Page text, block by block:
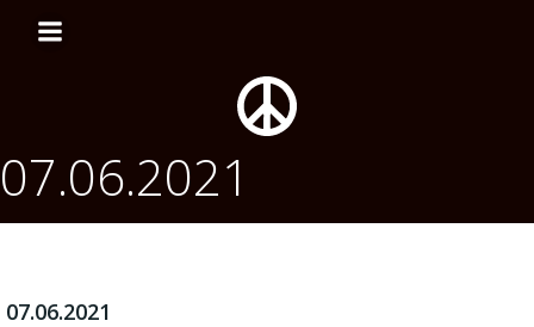
содержимому
07.06.2021
07.06.2021